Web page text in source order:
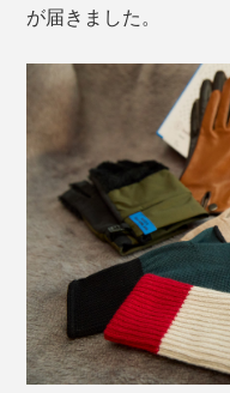
が届きました。